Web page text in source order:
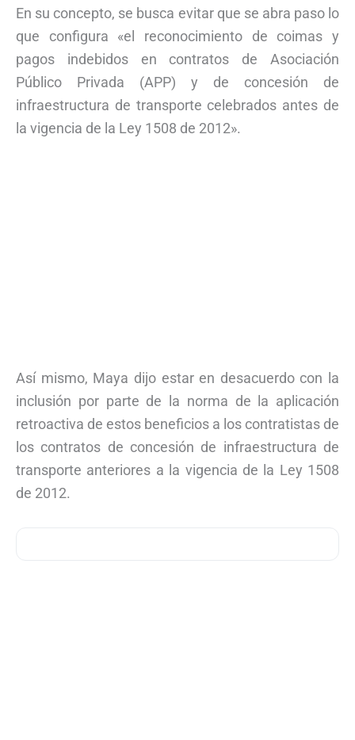
En su concepto, se busca evitar que se abra paso lo
que configura «el reconocimiento de coimas y
pagos indebidos en contratos de Asociación
Público Privada (APP) y de concesión de
infraestructura de transporte celebrados antes de
la vigencia de la Ley 1508 de 2012».
Así mismo, Maya dijo estar en desacuerdo con la
inclusión por parte de la norma de la aplicación
retroactiva de estos beneficios a los contratistas de
los contratos de concesión de infraestructura de
transporte anteriores a la vigencia de la Ley 1508
de 2012.